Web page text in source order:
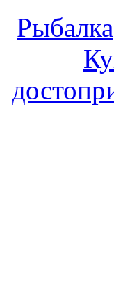
Рыбалка